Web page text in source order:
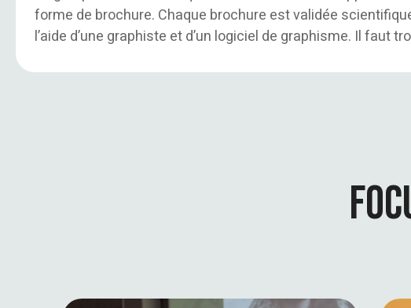
forme de brochure. Chaque brochure est validée
l’aide d’une graphiste et d’un logiciel de graphisme. Il